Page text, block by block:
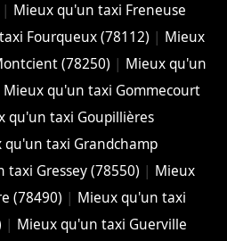
| Mieux qu'un taxi Freneuse
Fourqueux (78112) | Mieux
(78250) | Mieux qu'un
Mieux qu'un taxi Gommecourt
qu'un taxi Goupillières
qu'un taxi Grandchamp
taxi Gressey (78550) | Mieux
(78490) | Mieux qu'un taxi
| Mieux qu'un taxi Guerville